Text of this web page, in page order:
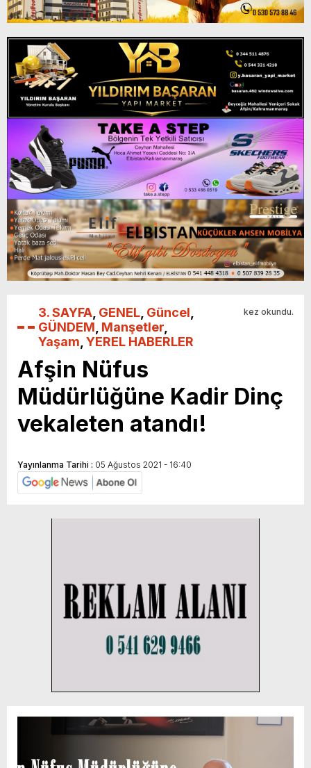
3. SAYFA GENEL Güncel
GÜNDEM Manşetler
Yaşam YEREL HABERLER
kez okundu.
Afşin Nüfus
Müdürlüğüne Kadir Dinç
vekaleten atandı!
Yayınlanma Tarihi : 05 Ağustos 2021 - 16:40